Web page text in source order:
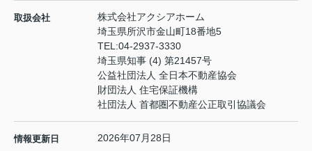
取扱会社
株式会社アクシアホーム
埼玉県所沢市金山町18番地5
TEL:04-2937-3330
埼玉県知事 (4) 第21457号
公益社団法人 全日本不動産協会
財団法人 住宅保証機構
社団法人 首都圏不動産公正取引協議会
情報更新日 2026年07月28日